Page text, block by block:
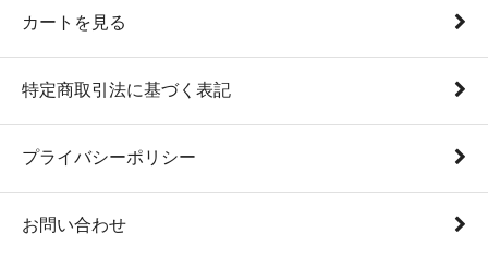
カートを見る
特定商取引法に基づく表記
プライバシーポリシー
お問い合わせ